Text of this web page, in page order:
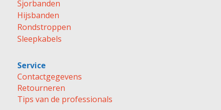
Sjorbanden
Hijsbanden
Rondstroppen
Sleepkabels
Service
Contactgegevens
Retourneren
Tips van de professionals